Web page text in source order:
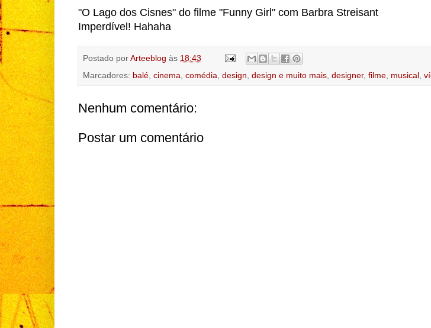
"O Lago dos Cisnes" do filme "Funny Girl" com Barbra Streisant
Imperdível! Hahaha
Postado porArteeblog às 18:43
Marcadores: balé cinema comédia design design e muito mais designer, filme musical
Nenhum comentário:
Postar um comentário